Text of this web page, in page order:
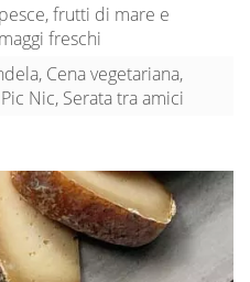
frutti di mare e
freschi
Cena vegetariana,
Nic, Serata tra amici